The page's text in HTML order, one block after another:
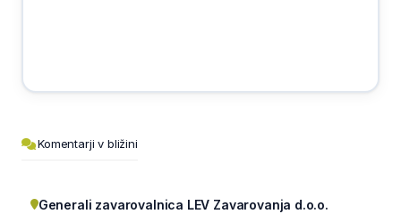
Komentarji v bližini
Generali zavarovalnica LEV Zavarovanja d.o.o.